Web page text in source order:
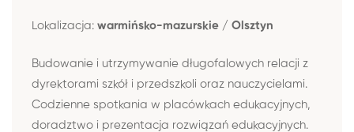
Lokalizacja: warmińsko-mazurskie / Olsztyn
Budowanie i utrzymywanie długofalowych relacji z
dyrektorami szkół i przedszkoli oraz nauczycielami.
Codzienne spotkania w placówkach edukacyjnych,
doradztwo i prezentacja rozwiązań edukacyjnych.